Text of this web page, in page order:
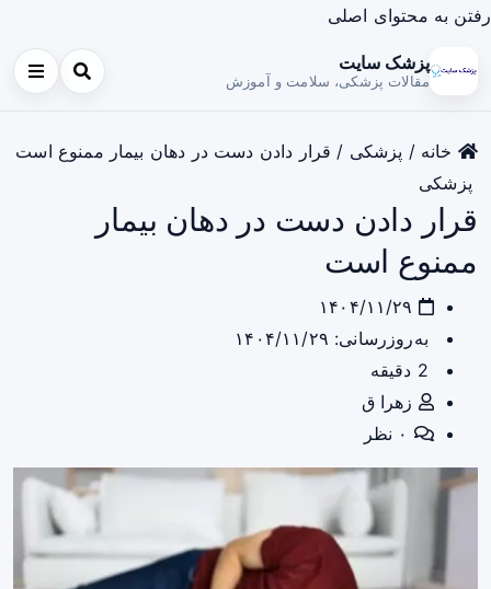
رفتن به محتوای اصلی
پزشک سایت
مقالات پزشکی، سلامت و آموزش
خانه / پزشکی / قرار دادن دست در دهان بیمار ممنوع است
پزشکی
قرار دادن دست در دهان بیمار
ممنوع است
به‌روزرسانی: ۱۴۰۴/۱۱/۲۹
زهرا ق